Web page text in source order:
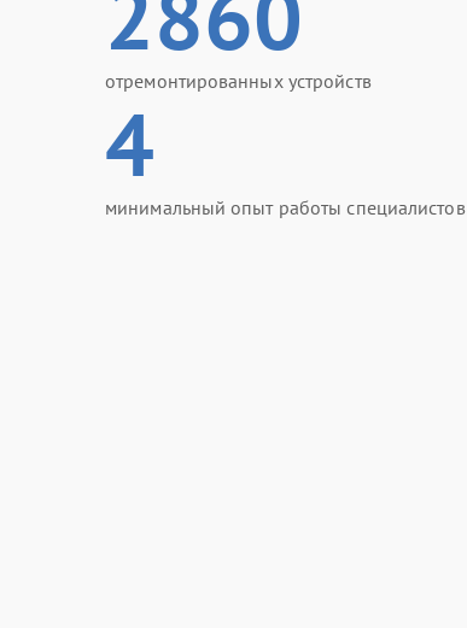
отремонтированных устройств
4
минимальный опыт работы специалистов